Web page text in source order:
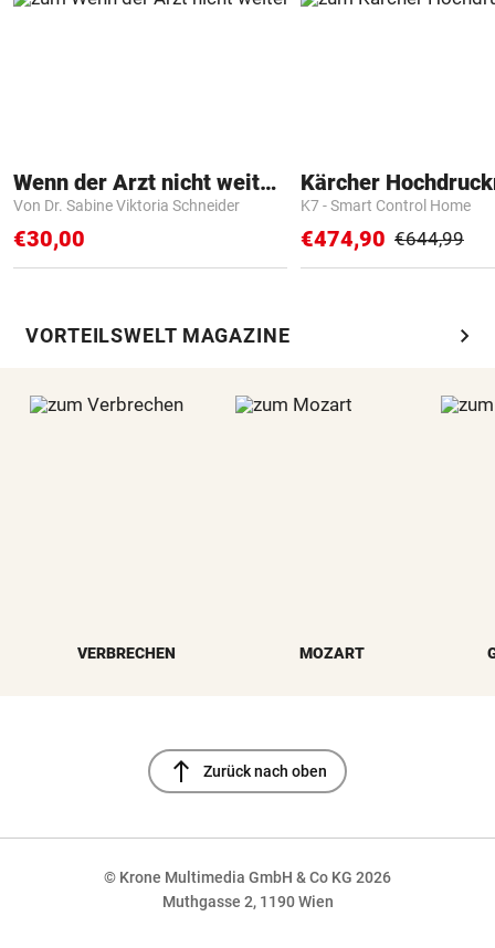
Wenn der Arzt nicht weiter weiß
Von Dr. Sabine Viktoria Schneider
€30,00
Kärcher
K7 - Smart Control Home
€474,90 €644,99
VORTEILSWELT MAGAZINE chevron_right
VERBRECHEN MOZART
north Zurück nach oben
© Krone Multimedia GmbH & Co KG 2026
Muthgasse 2, 1190 Wien